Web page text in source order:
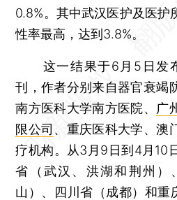
0.8%。其中武汉医护及医护
性率最高，达到3.8%。
这一结果于6月5日发布
刊，作者分别来自器官衰竭
南方医科大学南方医院、 广
限公司 、重庆医科大学、澳
疗机构。从3月9日到4月10
省（武汉、洪湖和荆州）
山）、四川省（成都）和重